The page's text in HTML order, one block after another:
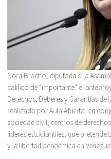
Nora Bracho, diputada a la
calificó de “importante” el
Derechos, Deberes y Garantías de
realizado por Aula Abierta, en
sociedad civil, centros de
líderes estudiantiles, que
y la libertad académica en